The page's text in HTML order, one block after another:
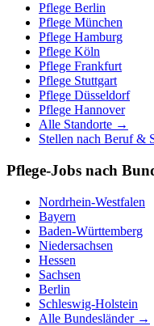
Pflege Berlin
Pflege München
Pflege Hamburg
Pflege Köln
Pflege Frankfurt
Pflege Stuttgart
Pflege Düsseldorf
Pflege Hannover
Alle Standorte →
Stellen nach Beruf &
Pflege-Jobs nach
Nordrhein-Westfalen
Bayern
Baden-Württemberg
Niedersachsen
Hessen
Sachsen
Berlin
Schleswig-Holstein
Alle Bundesländer →